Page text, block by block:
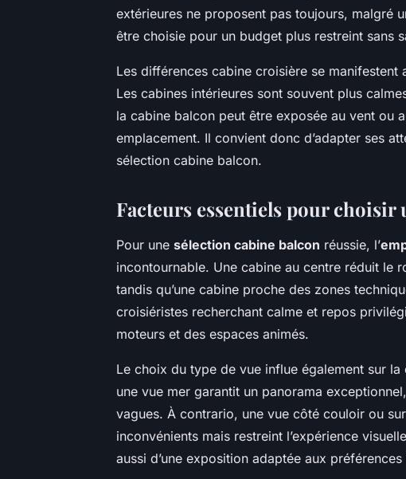
extérieures ne proposent pas toujours, malgré
être choisie pour un budget plus restreint sans
Les différences cabine croisière se
Les cabines intérieures sont souvent plus
la cabine balcon peut être exposée au vent ou
emplacement. Il convient donc d’adapter ses
sélection cabine balcon.
Facteurs essentiels pour choisir
Pour une sélection cabine balcon réussie, l’
incontournable. Une cabine au centre réduit le
tandis qu’une cabine proche des zones
croisiéristes recherchant calme et repos
moteurs et des espaces animés.
Le choix du type de vue influe également sur
une vue mer garantit un panorama
vagues. À contrario, une vue côté couloir ou
inconvénients mais restreint l’expérience
aussi d’une exposition adaptée aux